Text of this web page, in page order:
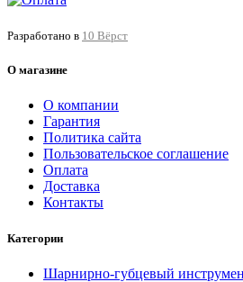
Разработано в 10 Вёрст
О магазине
О компании
Гарантия
Политика сайта
Пользовательское соглашение
Оплата
Доставка
Контакты
Категории
Шарнирно-губцевый